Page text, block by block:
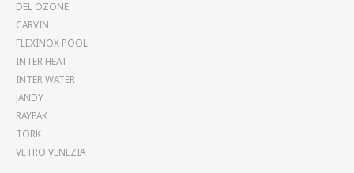
DEL OZONE
CARVIN
FLEXINOX POOL
INTER HEAT
INTER WATER
JANDY
RAYPAK
TORK
VETRO VENEZIA